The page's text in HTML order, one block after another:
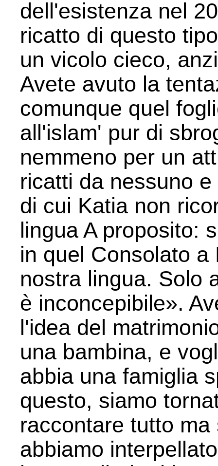
dell'esistenza nel
ricatto di questo
un vicolo cieco,
Avete avuto la
comunque quel
all'islam' pur di
nemmeno per un
ricatti da nessuno
di cui Katia non
lingua A proposito:
in quel Consolato
nostra lingua. Solo
è inconcepibile».
l'idea del
una bambina, e
abbia una famiglia
questo, siamo
raccontare tutto
abbiamo